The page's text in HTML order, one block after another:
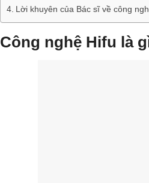
Lời khuyên của Bác sĩ về công
Công nghệ Hifu là